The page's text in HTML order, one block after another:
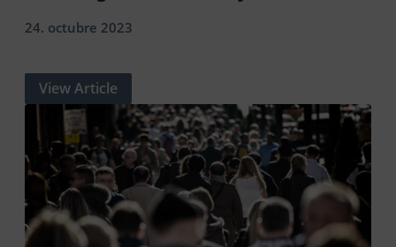
24. octubre 2023
View Article